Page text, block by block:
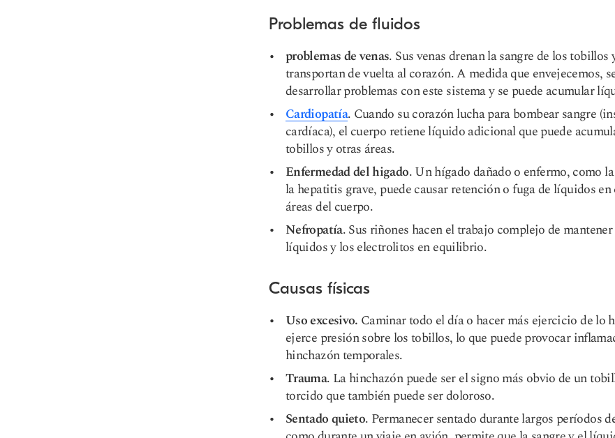
Problemas de fluidos
problemas de venas. Sus venas drenan la sangre de los tobillos
transportan de vuelta al corazón. A medida que envejecemos,
desarrollar problemas con este sistema y se puede acumular
Cardiopatía. Cuando su corazón lucha para bombear sangre
cardíaca), el cuerpo retiene líquido adicional que puede
tobillos y otras áreas.
Enfermedad del higado. Un hígado dañado o enfermo, como
la hepatitis grave, puede causar retención o fuga de líquidos
áreas del cuerpo.
Nefropatía. Sus riñones hacen el trabajo complejo de
líquidos y los electrolitos en equilibrio.
Causas físicas
Uso excesivo. Caminar todo el día o hacer más ejercicio de lo
ejerce presión sobre los tobillos, lo que puede provocar
hinchazón temporales.
Trauma. La hinchazón puede ser el signo más obvio de un
torcido que también puede ser doloroso.
Sentado quieto. Permanecer sentado durante largos períodos